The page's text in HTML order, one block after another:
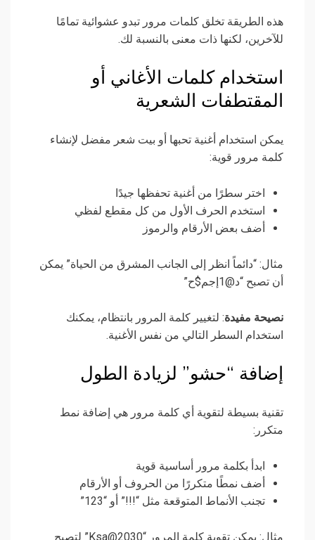
هذه الطريقة تخلق كلمات مرور تبدو عشوائية تمامًا
للآخرين، لكنها ذات معنى بالنسبة لك.
استخدام كلمات الأغاني أو
المقتطفات الشعرية
يمكن استخدام أغنية تحبها أو بيت شعر مفضل لإنشاء
كلمة مرور قوية:
اختر سطرًا من أغنية تحفظها جيدًا
استخدم الحرف الأول من كل مقطع لفظي
أضف بعض الأرقام والرموز
مثال: “دائماً انظر إلى الجانب المشرق من الحياة” يمكن
أن تصبح “د@1إجم$ح”
نصيحة مفيدة: لتغيير كلمة المرور بانتظام، يمكنك
استخدام السطر التالي من نفس الأغنية.
إضافة “حشو” لزيادة الطول
تقنية بسيطة لتقوية أي كلمة مرور هي إضافة نمط
متكرر:
ابدأ بكلمة مرور أساسية قوية
أضف نمطًا متكررًا من الحروف أو الأرقام
تجنب الأنماط المتوقعة مثل “!!!” أو “123”
مثال: يمكن تقوية كلمة المرور “Ksa@2030” لتصبح